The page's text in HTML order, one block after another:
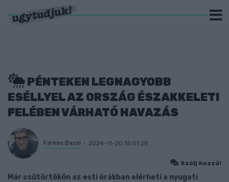
PÉNTEKEN LEGNAGYOBB
ESÉLLYEL AZ ORSZÁG ÉSZAKKELETI
FELÉBEN VÁRHATÓ HAVAZÁS
Farkas Bazsi 2024-11-20 15:01:28
Szólj hozzá!
Már csütörtökön az esti órákban elérheti a nyugati